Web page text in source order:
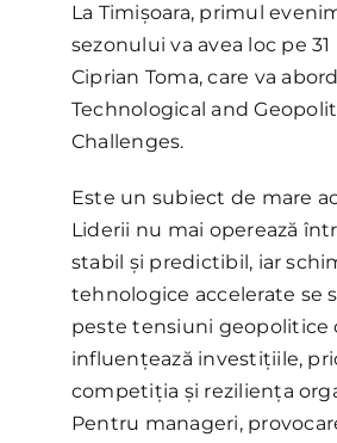
La Timișoara, primul
sezonului va avea loc pe
Ciprian Toma, care va
Technological and
Challenges.
Este un subiect de mare
Liderii nu mai operează
stabil și predictibil, iar
tehnologice accelerate se
peste tensiuni geopolitice
influențează investițiile,
competiția și reziliența
Pentru manageri,